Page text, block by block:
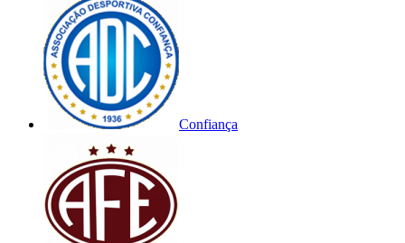
Confiança